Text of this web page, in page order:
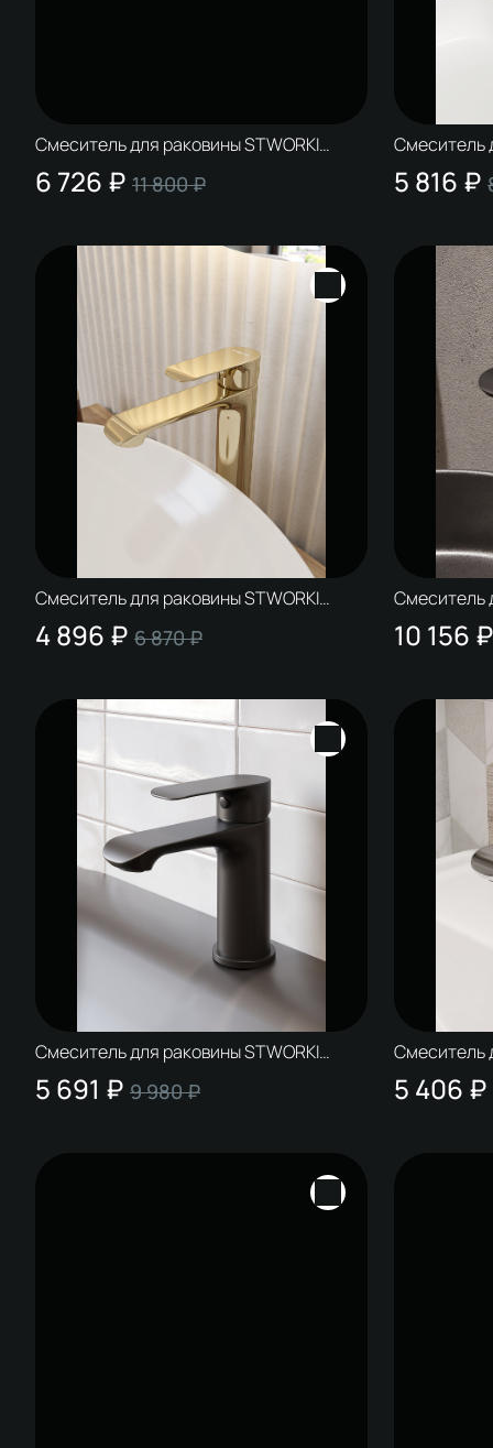
Смеситель для раковины STWORKI
Копенгаген S42010BK + донный клапан
SW-001BK черный матовый
6 726 ₽ 11 800 ₽
Смеситель
ЧАСТЬЮ,
5 816 ₽
Смеситель для раковины STWORKI
Копенгаген S42020GG глянцевое
золото
4 896 ₽ 6 870 ₽
Смеситель
10 156 ₽
Смеситель для раковины STWORKI
Копенгаген S42010BK черный
5 691 ₽ 9 980 ₽
Смеситель
Копенгаген
5 406 ₽